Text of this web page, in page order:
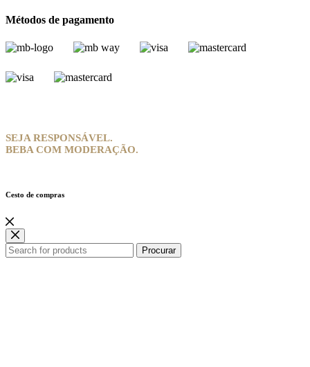
Métodos de pagamento
SEJA RESPONSÁVEL.
BEBA COM MODERAÇÃO.
Cesto de compras
Procurar